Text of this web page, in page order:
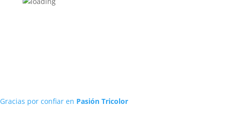
Gracias por confiar en Pasión Tricolor